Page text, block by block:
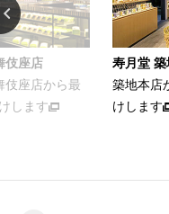
伎座店
伎座店から最
します
寿月堂
築地本店
けします